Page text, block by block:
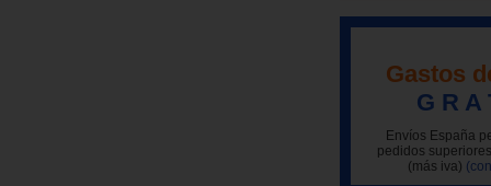
Gastos
G R A
Envíos España
pedidos
(más iva)